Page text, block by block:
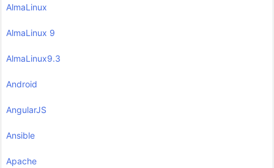
AlmaLinux
AlmaLinux 9
AlmaLinux9.3
Android
AngularJS
Ansible
Apache